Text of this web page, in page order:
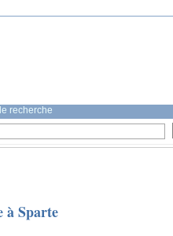
recherche
à Sparte